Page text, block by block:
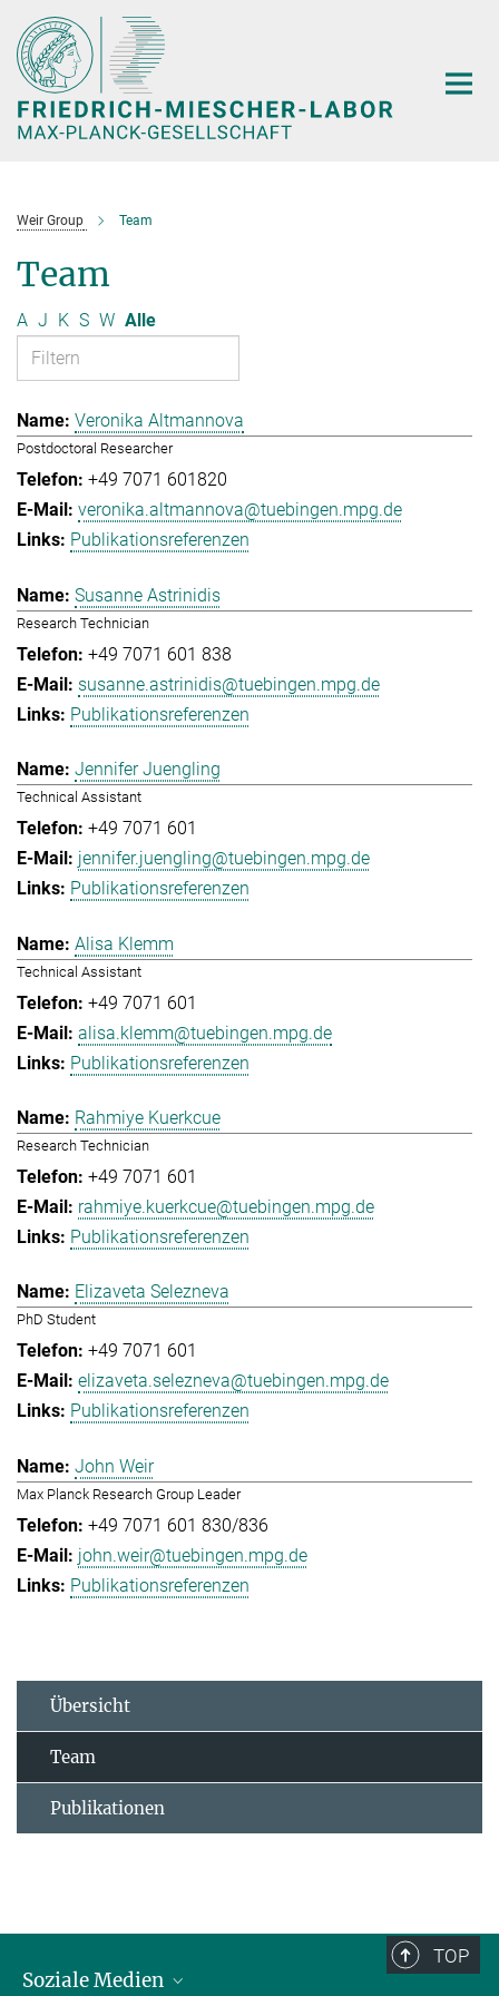
Hauptinhalt
Weir Group Team
Team
A J K S W Alle
Veronika Altmannova
Postdoctoral Researcher
+49 7071 601820
veronika.altmannova@tuebingen.mpg.de
Publikationsreferenzen
Susanne Astrinidis
Research Technician
+49 7071 601 838
susanne.astrinidis@tuebingen.mpg.de
Publikationsreferenzen
Jennifer Juengling
Technical Assistant
+49 7071 601
jennifer.juengling@tuebingen.mpg.de
Publikationsreferenzen
Alisa Klemm
Technical Assistant
+49 7071 601
alisa.klemm@tuebingen.mpg.de
Publikationsreferenzen
Rahmiye Kuerkcue
Research Technician
+49 7071 601
rahmiye.kuerkcue@tuebingen.mpg.de
Publikationsreferenzen
Elizaveta Selezneva
PhD Student
+49 7071 601
elizaveta.selezneva@tuebingen.mpg.de
Publikationsreferenzen
John Weir
Max Planck Research Group Leader
+49 7071 601 830/836
john.weir@tuebingen.mpg.de
Publikationsreferenzen
Übersicht
Team
Publikationen
TOP
Soziale Medien